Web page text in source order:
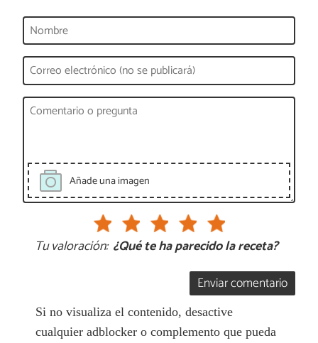
Añade una imagen
Tu valoración: ¿Qué te ha parecido la receta?
Enviar comentario
Si no visualiza el contenido, desactive
cualquier adblocker o complemento que pueda